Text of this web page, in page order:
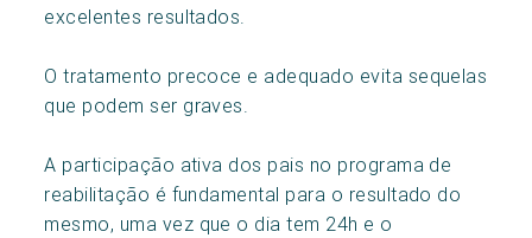
excelentes resultados.
O tratamento precoce e adequado evita sequelas
que podem ser graves.
A participação ativa dos pais no programa de
reabilitação é fundamental para o resultado do
mesmo, uma vez que o dia tem 24h e o